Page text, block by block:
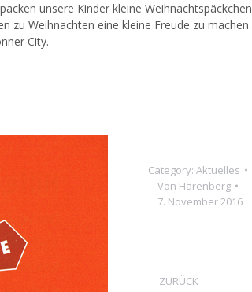
unsere Kinder kleine Weihnachtspäckchen
zu Weihnachten eine kleine Freude zu machen.
City.
Category: Aktuelles
Von Harenberg
7. November 2016
ZURÜCK